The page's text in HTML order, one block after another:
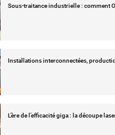
Sous-traitance industrielle : comment
Installations interconnectées,
L’ère de l’efficacité giga : la découpe